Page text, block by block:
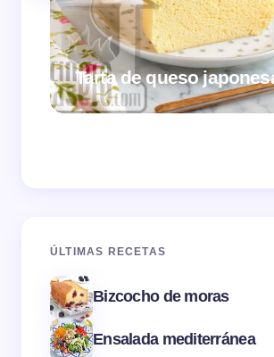
Tarta de queso
ÚLTIMAS RECETAS
Bizcocho de moras
Ensalada mediterránea